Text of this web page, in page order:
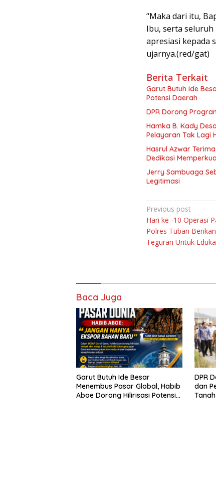
“Maka dari itu,
Ibu, serta
apresiasi kepada
ujarnya.(red/gat)
Berita Terkait
Garut Butuh Ide
Potensi Daerah
DPR Dorong
Hamka B. Kady
Pelayaran Tak Lagi
Hasrul Azwar
Dedikasi
Jerry Sambuaga
Legitimasi
Navigasi
pos
Previous post
Hari ke -10 Operasi
Polres Tuban
Teguran Untuk
Baca Juga
Garut Butuh Ide Besar
Menembus Pasar Global, Habib
Aboe Dorong Hilirisasi Potensi
DPR
dan